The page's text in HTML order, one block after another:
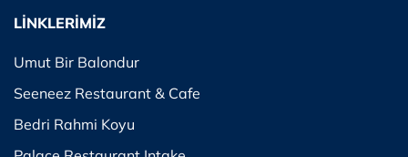
LİNKLERİMİZ
Umut Bir Balondur
Seeneez Restaurant & Cafe
Bedri Rahmi Koyu